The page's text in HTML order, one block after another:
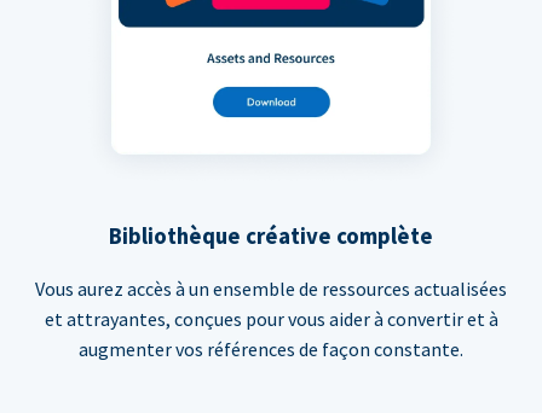
Bibliothèque créative complète
Vous aurez accès à un ensemble de ressources actualisées
et attrayantes, conçues pour vous aider à convertir et à
augmenter vos références de façon constante.